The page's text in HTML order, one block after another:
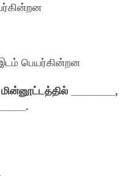
பெயர்கின்றன
________,